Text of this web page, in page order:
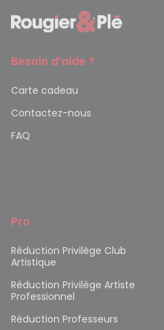
Besoin d’aide ?
Carte cadeau
Contactez-nous
FAQ
Pro
Réduction Privilège Club
Artistique
Réduction Privilège Artiste
Professionnel
Réduction Professeurs